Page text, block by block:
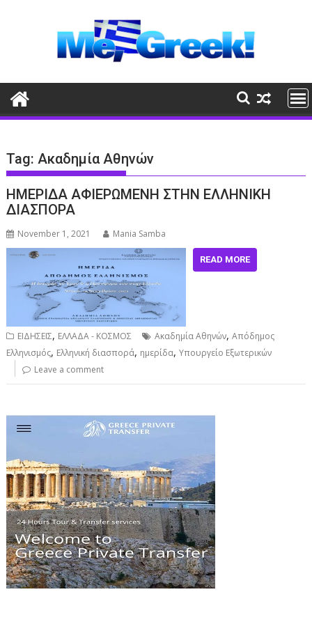
Tag:Ακαδημία Αθηνών
ΗΜΕΡΙΔΑ ΑΦΙΕΡΩΜΕΝΗ ΣΤΗΝ ΕΛΛΗΝΙΚΗ
ΔΙΑΣΠΟΡΑ
November 1, 2021 Mania Samba
READ MORE
ΕΙΔΗΣΕΙΣ, ΕΛΛΑΔΑ - ΚΟΣΜΟΣ Ακαδημία Αθηνών,Απόδημος
Ελληνισμός, Ελληνική διασπορά, ημερίδα,Υπουργείο Εξωτερικών
Leave a comment